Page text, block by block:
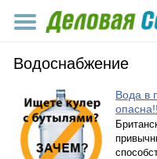
Водоснабжение
Вода в